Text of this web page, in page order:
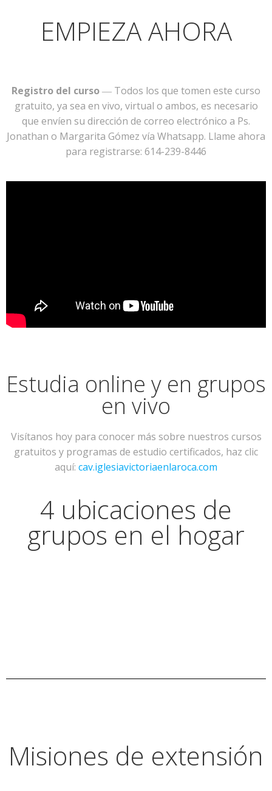
EMPIEZA AHORA
Registro del curso― Todos los que tomen este curso
gratuito, ya sea en vivo, virtual o ambos, es necesario
que envíen su dirección de correo electrónico a Ps.
Jonathan o Margarita Gómez vía Whatsapp. Llame ahora
para registrarse: 614-239-8446
Estudia online y en grupos
en vivo
Visítanos hoy para conocer más sobre nuestros cursos
gratuitos y programas de estudio certificados, haz clic
aquí: cav.iglesiavictoriaenlaroca.com
4 ubicaciones de
grupos en el hogar
Misiones de extensión